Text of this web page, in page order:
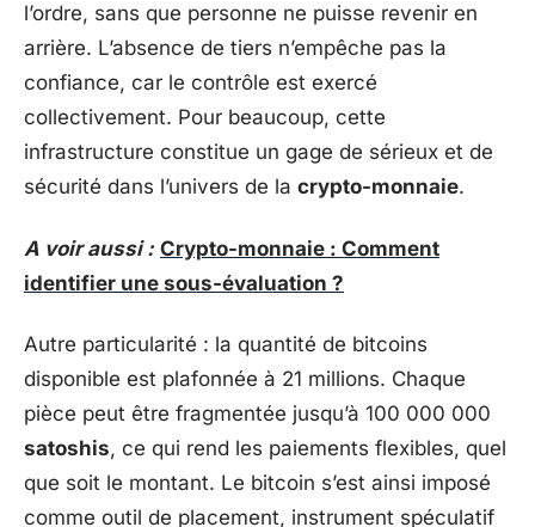
l’ordre, sans que personne ne puisse revenir en
arrière. L’absence de tiers n’empêche pas la
confiance, car le contrôle est exercé
collectivement. Pour beaucoup, cette
infrastructure constitue un gage de sérieux et de
sécurité dans l’univers de la crypto-monnaie.
A voir aussi : Crypto-monnaie : Comment
identifier une sous-évaluation ?
Autre particularité : la quantité de bitcoins
disponible est plafonnée à 21 millions. Chaque
pièce peut être fragmentée jusqu’à 100 000 000
satoshis, ce qui rend les paiements flexibles, quel
que soit le montant. Le bitcoin s’est ainsi imposé
comme outil de placement, instrument spéculatif